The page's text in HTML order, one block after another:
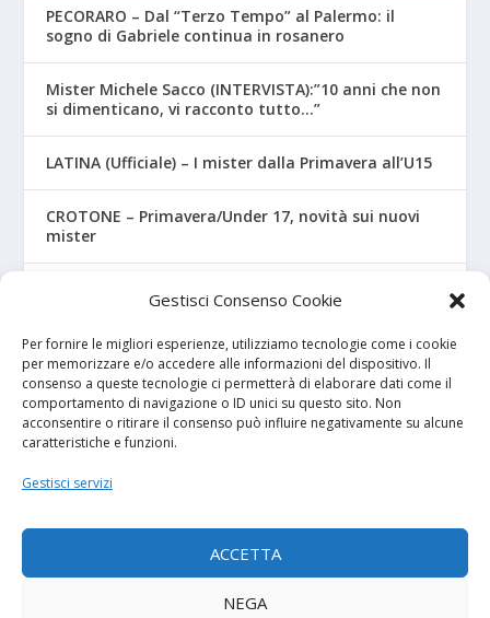
Gestisci Consenso Cookie
Per fornire le migliori esperienze, utilizziamo tecnologie come i cookie
per memorizzare e/o accedere alle informazioni del dispositivo. Il
consenso a queste tecnologie ci permetterà di elaborare dati come il
comportamento di navigazione o ID unici su questo sito. Non
acconsentire o ritirare il consenso può influire negativamente su alcune
caratteristiche e funzioni.
Gestisci servizi
ACCETTA
NEGA
PECORARO – Dal “Terzo Tempo” al Palermo: il
sogno di Gabriele continua in rosanero
Mister Michele Sacco (INTERVISTA):”10 anni che non
si dimenticano, vi racconto tutto…”
LATINA (Ufficiale) – I mister dalla Primavera all’U15
CROTONE – Primavera/Under 17, novità sui nuovi
mister
MONOPOLI – Dalla Serie A alla Primavera
biancoverde, ecco 3 rinforzi
I NOSTRI SPONSOR
Calcio Panchina
Diretta.it